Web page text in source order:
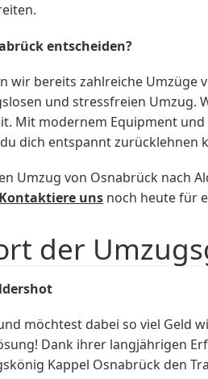
entscheiden?
wir bereits zahlreiche
und stressfreien Umzug.
Mit modernem Equipment
dich entspannt zurücklehnen
Umzug von Osnabrück nach
Kontaktiere uns noch heute für
der
möchtest dabei so viel Geld
Dank ihrer langjährigen
Kappel Osnabrück den